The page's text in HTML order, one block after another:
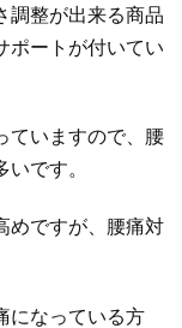
調整が出来る商品
ポートが付いてい
ていますので、腰
です。
めですが、腰痛対
になっている方